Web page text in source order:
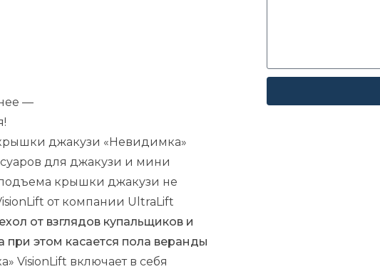
—
джакузи «Невидимка»
для джакузи и мини
крышки джакузи не
от компании UltraLift
от взглядов купальщиков и
при этом касается пола веранды
VisionLift включает в себя